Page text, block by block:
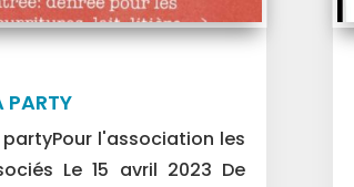
PARTY
l'association les
Le 15 avril 2023 De